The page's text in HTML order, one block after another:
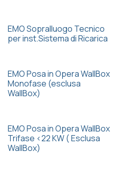
EMO Sopralluogo Tecnico
per inst.Sistema di Ricarica
EMO Posa in Opera WallBox
Monofase (esclusa
WallBox)
EMO Posa in Opera WallBox
Trifase <22 KW ( Esclusa
WallBox)